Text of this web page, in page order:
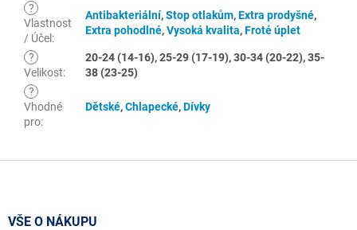
?
Vlastnost
/ Účel :
Antibakteriální,Stop otlakům,Extra prodyšné,
Extra pohodlné,Vysoká kvalita,Froté úplet
?
Velikost:
20-24 (14-16), 25-29 (17-19), 30-34 (20-22), 35-
38 (23-25)
?
Vhodné
pro:
Dětské,Chlapecké,Dívky
VŠE O NÁKUPU